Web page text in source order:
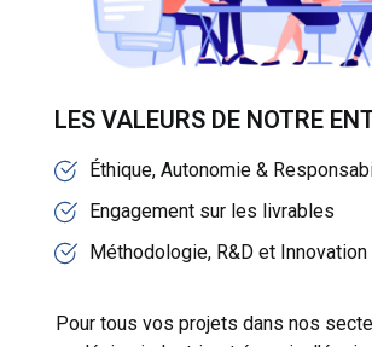
LES VALEURS DE NOTRE
Éthique, Autonomie &
Engagement sur les livrables
Méthodologie, R&D et Innovation
Pour tous vos projets dans nos